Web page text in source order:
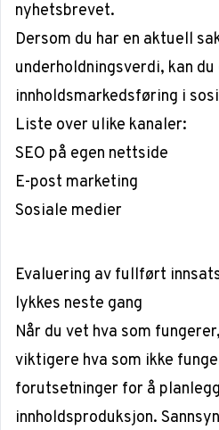
nyhetsbrevet.
Dersom du har en aktuell
underholdningsverdi, kan
innholdsmarkedsføring i
Liste over ulike kanaler:
SEO på egen nettside
E-post marketing
Sosiale medier
Evaluering av fullført
lykkes neste gang
Når du vet hva som
viktigere hva som ikke
forutsetninger for å
innholdsproduksjon.